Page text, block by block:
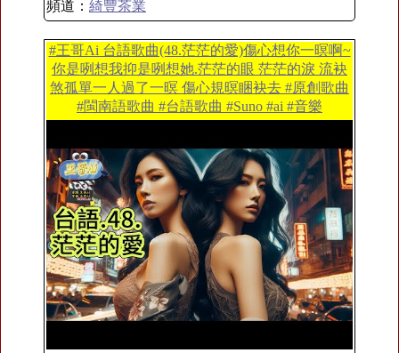
頻道： 綺豐茶業
#王哥Ai 台語歌曲(48.茫茫的愛)傷心想你一暝啊~
你是咧想我抑是咧想她.茫茫的眼 茫茫的淚 流袂
煞孤單一人過了一暝 傷心規暝睏袂去 #原創歌曲
#閩南語歌曲 #台語歌曲 #Suno #ai #音樂